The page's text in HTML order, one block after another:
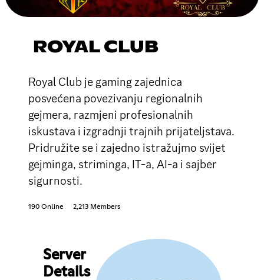
ROYAL CLUB
Royal Club je gaming zajednica
posvećena povezivanju regionalnih
gejmera, razmjeni profesionalnih
iskustava i izgradnji trajnih prijateljstava.
Pridružite se i zajedno istražujmo svijet
gejminga, striminga, IT-a, AI-a i sajber
sigurnosti.
190 Online 2,213 Members
Server
Details